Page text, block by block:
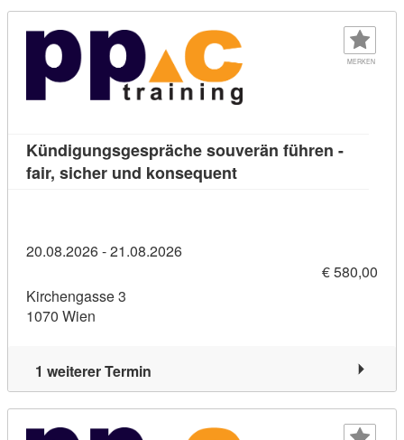
MERKEN
Kündigungsgespräche souverän führen -
fair, sicher und konsequentKursdetail:
20.08.2026 - 21.08.2026
€ 580,00
Kirchengasse 3
1070 Wien
1 weiterer Termin